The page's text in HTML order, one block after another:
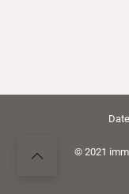
© 2021